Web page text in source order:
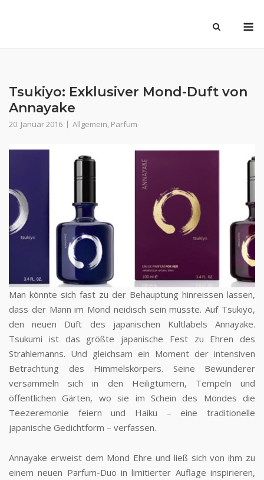
Tsukiyo: Exklusiver Mond-Duft von
Annayake
20. Januar 2016 Allgemein, Parfum
Man könnte sich fast zu der Behauptung hinreissen lassen,
dass der Mann im Mond neidisch sein müsste. Auf Tsukiyo,
den neuen Duft des japanischen Kultlabels Annayake.
Tsukumi ist das größte japanische Fest zu Ehren des
Strahlemanns. Und gleichsam ein Moment der intensiven
Betrachtung des Himmelskörpers. Seine Bewunderer
versammeln sich in den Heiligtümern, Tempeln und
öffentlichen Gärten, wo sie im Schein des Mondes die
Teezeremonie feiern und Haiku – eine traditionelle
japanische Gedichtform – verfassen.
Annayake erweist dem Mond Ehre und ließ sich von ihm zu
einem neuen Parfum-Duo in limitierter Auflage inspirieren,